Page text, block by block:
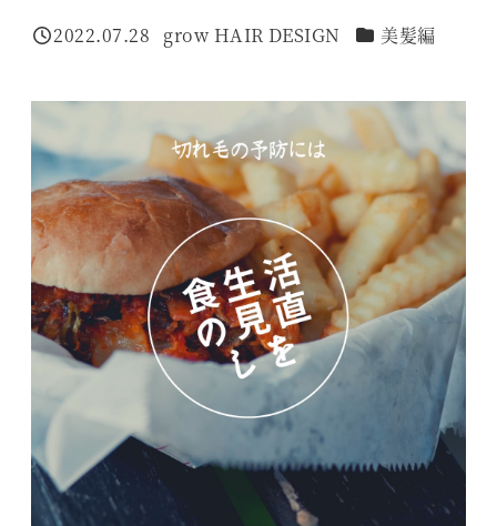
投稿日
2022.07.28
著
grow HAIR DESIGN カテゴリー
美髪編